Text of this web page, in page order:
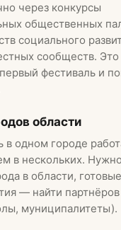
через конкурсы
общественных
социального
сообществ. Это
фестиваль и
области
в одном городе
в нескольких.
в области,
— найти
муниципалитеты).